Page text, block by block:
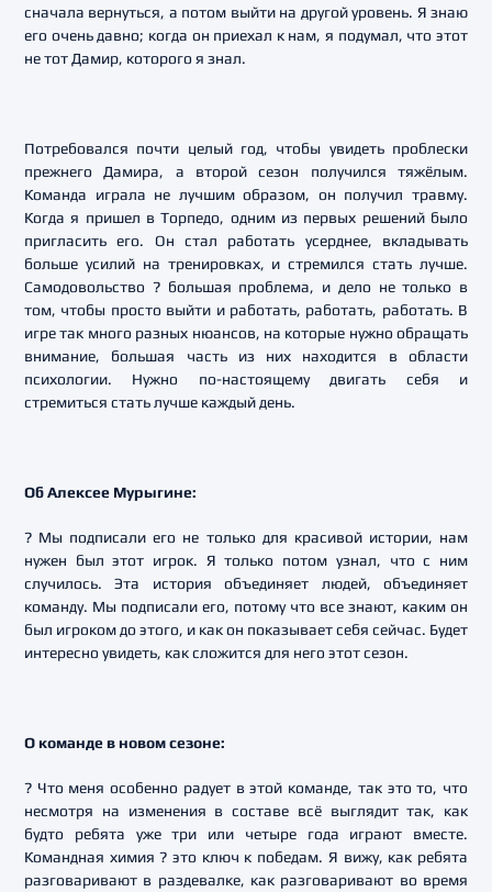
сначала вернуться, а потом выйти на другой уровень. Я знаю
его очень давно; когда он приехал к нам, я подумал, что этот
не тот Дамир, которого я знал.
Потребовался почти целый год, чтобы увидеть проблески
прежнего Дамира, а второй сезон получился тяжёлым.
Команда играла не лучшим образом, он получил травму.
Когда я пришел в Торпедо, одним из первых решений было
пригласить его. Он стал работать усерднее, вкладывать
больше усилий на тренировках, и стремился стать лучше.
Самодовольство ? большая проблема, и дело не только в
том, чтобы просто выйти и работать, работать, работать. В
игре так много разных нюансов, на которые нужно обращать
внимание, большая часть из них находится в области
психологии. Нужно по-настоящему двигать себя и
стремиться стать лучше каждый день.
Об Алексее Мурыгине:
? Мы подписали его не только для красивой истории, нам
нужен был этот игрок. Я только потом узнал, что с ним
случилось. Эта история объединяет людей, объединяет
команду. Мы подписали его, потому что все знают, каким он
был игроком до этого, и как он показывает себя сейчас. Будет
интересно увидеть, как сложится для него этот сезон.
О команде в новом сезоне:
? Что меня особенно радует в этой команде, так это то, что
несмотря на изменения в составе всё выглядит так, как
будто ребята уже три или четыре года играют вместе.
Командная химия ? это ключ к победам. Я вижу, как ребята
разговаривают в раздевалке, как разговаривают во время